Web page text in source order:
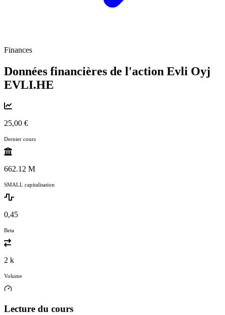
Finances
Données financières de l'action Evli Oyj
EVLI.HE
25,00 €
Dernier cours
662.12 M
SMALL capitalisation
0,45
Beta
2 k
Volume
Lecture du cours